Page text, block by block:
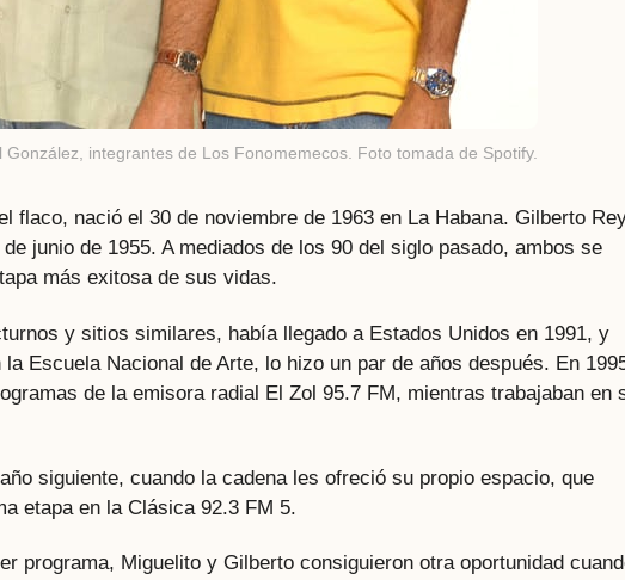
González, integrantes de Los Fonomemecos. Foto tomada de Spotify.
flaco, nació el 30 de noviembre de 1963 en La Habana. Gilberto
junio de 1955. A mediados de los 90 del siglo pasado, ambos se
más exitosa de sus vidas.
y sitios similares, había llegado a Estados Unidos en 1991, y
Escuela Nacional de Arte, lo hizo un par de años después. En
de la emisora radial El Zol 95.7 FM, mientras trabajaban en
siguiente, cuando la cadena les ofreció su propio espacio, que
etapa en la Clásica 92.3 FM 5.
programa, Miguelito y Gilberto consiguieron otra oportunidad